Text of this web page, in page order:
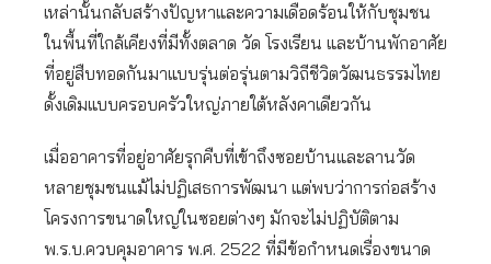
เหล่านั้นกลับสร้างปัญหาและความเดือดร้อนให้กับชุมชน
ในพื้นที่ใกล้เคียงที่มีทั้งตลาด วัด โรงเรียน และบ้านพักอาศัย
ที่อยู่สืบทอดกันมาแบบรุ่นต่อรุ่นตามวิถีชีวิตวัฒนธรรมไทย
ดั้งเดิมแบบครอบครัวใหญ่ภายใต้หลังคาเดียวกัน
เมื่ออาคารที่อยู่อาศัยรุกคืบที่เข้าถึงซอยบ้านและลานวัด
หลายชุมชนแม้ไม่ปฏิเสธการพัฒนา แต่พบว่าการก่อสร้าง
โครงการขนาดใหญ่ในซอยต่างๆ มักจะไม่ปฏิบัติตาม
พ.ร.บ.ควบคุมอาคาร พ.ศ. 2522 ที่มีข้อกำหนดเรื่องขนาด